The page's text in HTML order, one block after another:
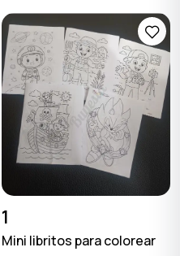
Otros
1
Mini libritos para colorear